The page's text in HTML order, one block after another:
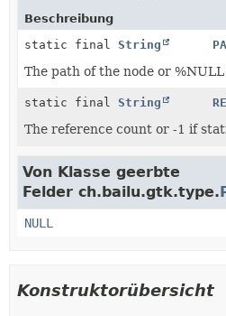
Beschreibung
static final String
The path of the node or
static final String
The reference count or -1 if
Von Klasse geerbte
Felder ch.bailu.gtk.type.
NULL
Konstruktorübersicht